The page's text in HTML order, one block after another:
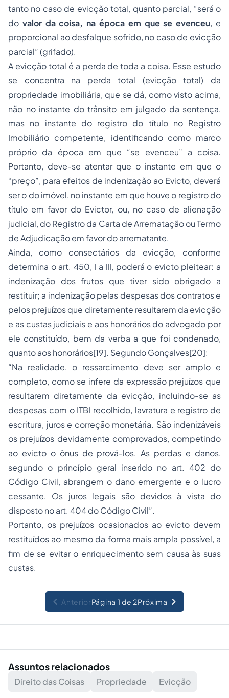
tanto no caso de evicção total, quanto parcial, “será o
do valor da coisa, na época em que se evenceu, e
proporcional ao desfalque sofrido, no caso de evicção
parcial” (grifado).
A evicção total é a perda de toda a coisa. Esse estudo
se concentra na perda total (evicção total) da
propriedade imobiliária, que se dá, como visto acima,
não no instante do trânsito em julgado da sentença,
mas no instante do registro do título no Registro
Imobiliário competente, identificando como marco
próprio da época em que “se evenceu” a coisa.
Portanto, deve-se atentar que o instante em que o
“preço”, para efeitos de indenização ao Evicto, deverá
ser o do imóvel, no instante em que houve o registro do
título em favor do Evictor, ou, no caso de alienação
judicial, do Registro da Carta de Arrematação ou Termo
de Adjudicação em favor do arrematante.
Ainda, como consectários da evicção, conforme
determina o art. 450, I a III, poderá o evicto pleitear: a
indenização dos frutos que tiver sido obrigado a
restituir; a indenização pelas despesas dos contratos e
pelos prejuízos que diretamente resultarem da evicção
e as custas judiciais e aos honorários do advogado por
ele constituído, bem da verba a que foi condenado,
quanto aos honorários[19]. Segundo Gonçalves[20]:
“Na realidade, o ressarcimento deve ser amplo e
completo, como se infere da expressão prejuízos que
resultarem diretamente da evicção, incluindo-se as
despesas com o ITBI recolhido, lavratura e registro de
escritura, juros e correção monetária. São indenizáveis
os prejuízos devidamente comprovados, competindo
ao evicto o ônus de prová-los. As perdas e danos,
segundo o princípio geral inserido no art. 402 do
Código Civil, abrangem o dano emergente e o lucro
cessante. Os juros legais são devidos à vista do
disposto no art. 404 do Código Civil”.
Portanto, os prejuízos ocasionados ao evicto devem
restituídos ao mesmo da forma mais ampla possível, a
fim de se evitar o enriquecimento sem causa às suas
custas.
AnteriorPágina 1 de 2Próxima
Assuntos relacionados
Direito das Coisas Propriedade Evicção